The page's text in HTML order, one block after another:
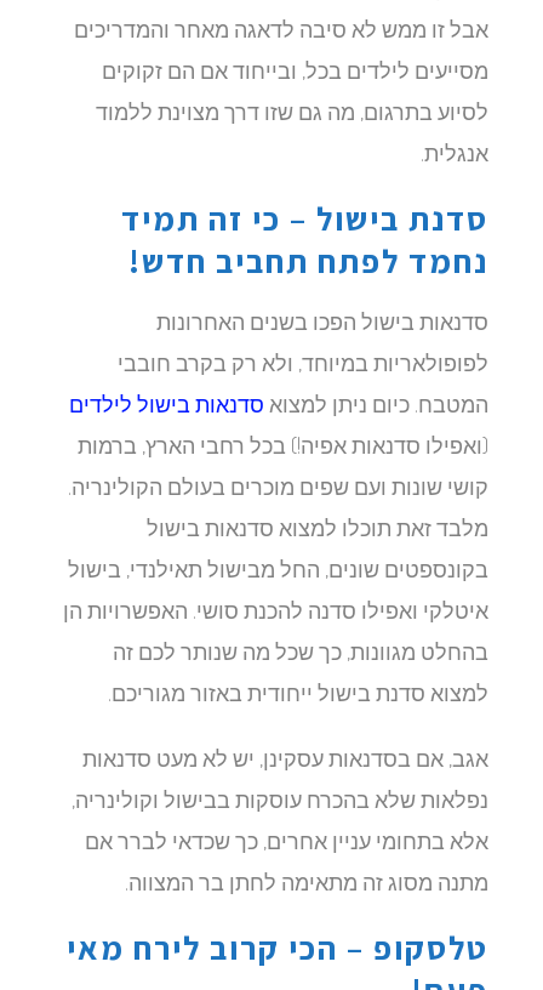
אבל זו ממש לא סיבה לדאגה מאחר והמדריכים
מסייעים לילדים בכל, ובייחוד אם הם זקוקים
לסיוע בתרגום, מה גם שזו דרך מצוינת ללמוד
אנגלית.
סדנת בישול – כי זה תמיד
נחמד לפתח תחביב חדש!
סדנאות בישול הפכו בשנים האחרונות
לפופולאריות במיוחד, ולא רק בקרב חובבי
המטבח. כיום ניתן למצואסדנאות בישול לילדים
(ואפילו סדנאות אפיה!) בכל רחבי הארץ, ברמות
קושי שונות ועם שפים מוכרים בעולם הקולינריה.
מלבד זאת תוכלו למצוא סדנאות בישול
בקונספטים שונים, החל מבישול תאילנדי, בישול
איטלקי ואפילו סדנה להכנת סושי. האפשרויות הן
בהחלט מגוונות, כך שכל מה שנותר לכם זה
למצוא סדנת בישול ייחודית באזור מגוריכם.
אגב, אם בסדנאות עסקינן, יש לא מעט סדנאות
נפלאות שלא בהכרח עוסקות בבישול וקולינריה,
אלא בתחומי עניין אחרים, כך שכדאי לברר אם
מתנה מסוג זה מתאימה לחתן בר המצווה.
טלסקופ – הכי קרוב לירח מאי